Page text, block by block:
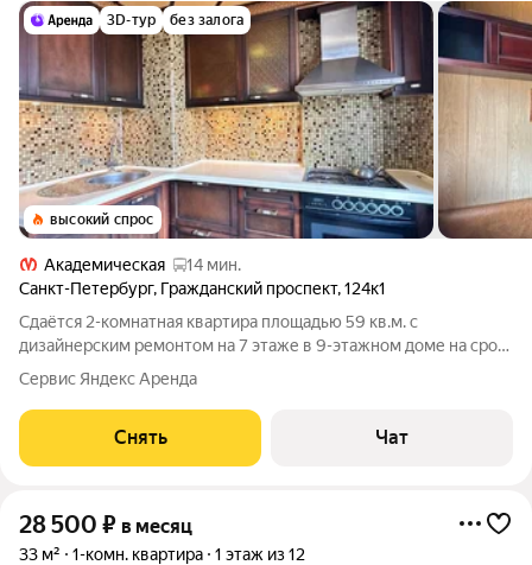
3D-тур без залога
высокий спрос
Академическая
14 мин.
Санкт-Петербург, Гражданский проспект,124к1
Сдаётся 2-комнатная квартира площадью 59 кв.м. с
дизайнерским ремонтом на 7 этаже в 9-этажном доме на срок
от 11 месяцев. Из техники есть: Телевизор Духовой шкаф
Стиральная машина Холодильник Посудомоечная машина
Микроволновка Дом - панельный,
Сервис Яндекс Аренда
Снять Чат
28 500 ₽ в месяц
33 м² 1-комн. квартира 1 этаж из 12